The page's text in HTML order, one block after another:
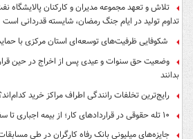
تلاش و تعهد مجموعه مدیران و کارکنان پالایشگاه
تداوم تولید در ایام جنگ رمضان، شایسته قدردانی است
شکوفایی ظرفیت‌های توسعه‌ای استان مرکزی با
وضعیت حق سنوات و عیدی پس از اخراج در حین
بدانند
رایج‌ترین تخلفات رانندگی اطراف مراکز خرید
۱۰ تله حقوقی در قراردادهای کار؛ از بیمه اجباری تا سفیدامضاء خطرناک
جایزه‌های میلیونی بانک رفاه کارگران در طی